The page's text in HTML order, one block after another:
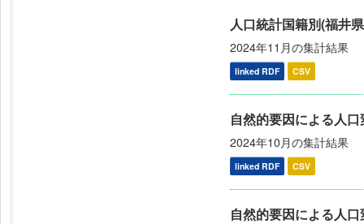
人口統計国籍別(福井
2024年11月の集計結果
linked RDF CSV
自然的要因による人
2024年10月の集計結果
linked RDF CSV
自然的要因による人